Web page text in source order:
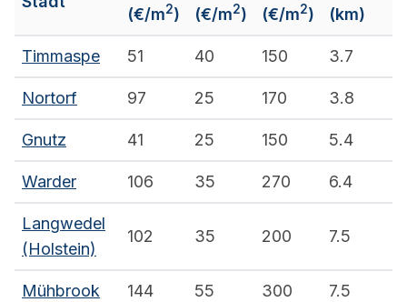
(€/m2)
(€/m2)
(€/m2)
(km)
Timmaspe 51 40 150 3.7
Nortorf 97 25 170 3.8
Gnutz 41 25 150 5.4
Warder 106 35 270 6.4
Langwedel
(Holstein)
102 35 200 7.5
Mühbrook 144 55 300 7.5